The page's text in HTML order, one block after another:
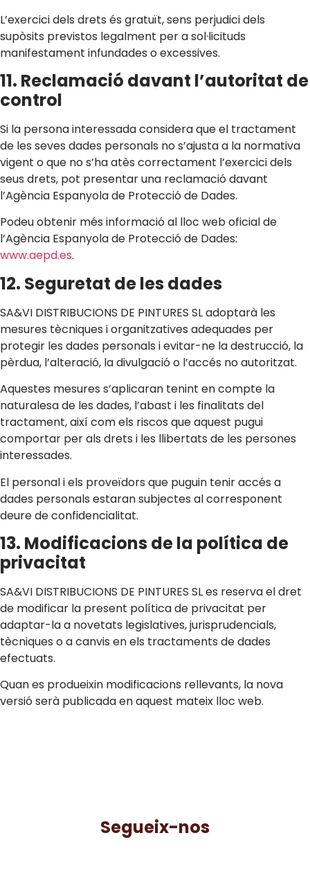
L’exercici dels drets és gratuït, sens perjudici dels
supòsits previstos legalment per a sol·licituds
manifestament infundades o excessives.
11. Reclamació davant l’autoritat de
control
Si la persona interessada considera que el tractament
de les seves dades personals no s’ajusta a la normativa
vigent o que no s’ha atès correctament l’exercici dels
seus drets, pot presentar una reclamació davant
l’Agència Espanyola de Protecció de Dades.
Podeu obtenir més informació al lloc web oficial de
l’Agència Espanyola de Protecció de Dades:
www.aepd.es.
12. Seguretat de les dades
SA&VI DISTRIBUCIONS DE PINTURES SL adoptarà les
mesures tècniques i organitzatives adequades per
protegir les dades personals i evitar-ne la destrucció, la
pèrdua, l’alteració, la divulgació o l’accés no autoritzat.
Aquestes mesures s’aplicaran tenint en compte la
naturalesa de les dades, l’abast i les finalitats del
tractament, així com els riscos que aquest pugui
comportar per als drets i les llibertats de les persones
interessades.
El personal i els proveïdors que puguin tenir accés a
dades personals estaran subjectes al corresponent
deure de confidencialitat.
13. Modificacions de la política de
privacitat
SA&VI DISTRIBUCIONS DE PINTURES SL es reserva el dret
de modificar la present política de privacitat per
adaptar-la a novetats legislatives, jurisprudencials,
tècniques o a canvis en els tractaments de dades
efectuats.
Quan es produeixin modificacions rellevants, la nova
versió serà publicada en aquest mateix lloc web.
Segueix-nos